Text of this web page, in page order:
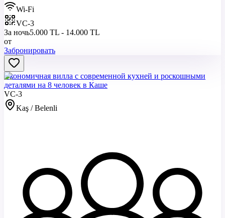
Wi-Fi
VC-3
За ночь5.000 TL - 14.000 TL
от
Забронировать
Экономичная вилла с современной кухней и роскошными
деталями на 8 человек в Каше
VC-3
Kaş / Belenli